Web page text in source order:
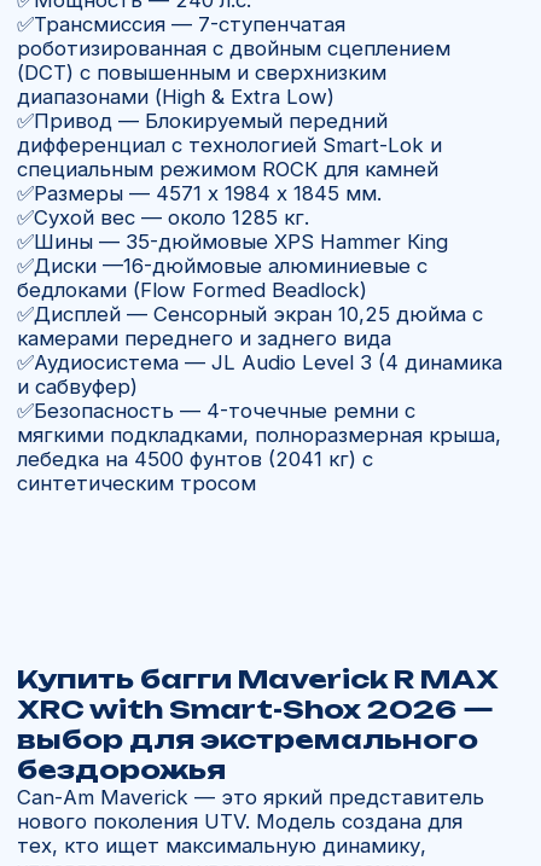
Купить багги Maverick R MAX
XRC with Smart-Shox 2026 —
выбор для экстремального
бездорожья
Сan-Аm Maverick — это яркий представитель
нового поколения UTV. Модель создана для
тех, кто ищет максимальную динамику,
управляемость и уверенность в самых
тяжёлых условиях.
Для кого подойдёт Багги
Maverick R MAX XRC with
Smart-Shox 2026
Для любителей экстремального
бездорожья, гонок и трофи-рейдов.
местности, пескам, камням и горам.
Для владельцев частных ранчо и
охотничьих хозяйств, где нужна мощная
и универсальная техника.
Купить BRР Maverickв России
В компании «Ямал Мото» вы можете заказать
багги для любых целей. Мы организуем
доставку техники напрямую от официального
дилера BRP из США и Канады с полной
таможенной очисткой и гарантией под ключ.
Работаем с 2013 года, более 11 лет